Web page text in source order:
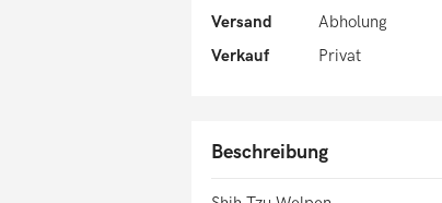
Versand
Abholung
Verkauf
Privat
Beschreibung